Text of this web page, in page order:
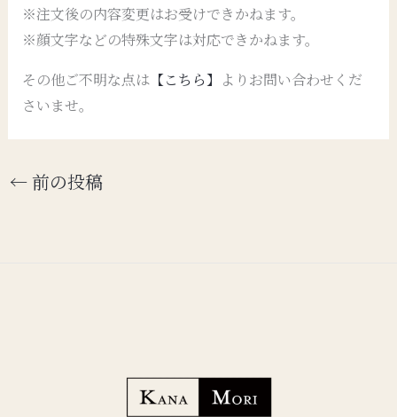
※注文後の内容変更はお受けできかねます。
※顔文字などの特殊文字は対応できかねます。
その他ご不明な点は【こちら】 よりお問い合わせくだ
さいませ。
←前の投稿